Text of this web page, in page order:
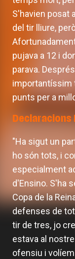
S'havien posat
del tir lliure,
pujava a 12 i
parava.
importantíssim
punts per a
Declaracions
"Ha sigut un
ho són tots, i
especialment
d'Ensino. S'ha
Copa de la
defenses de
tir de tres, jo
estava al
ofensiu i